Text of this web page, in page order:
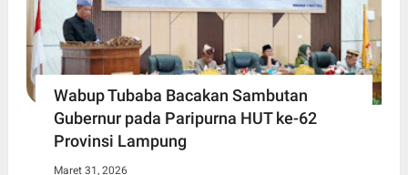
Wabup Tubaba Bacakan Sambutan
Gubernur pada Paripurna HUT ke-62
Provinsi Lampung
Maret 31, 2026